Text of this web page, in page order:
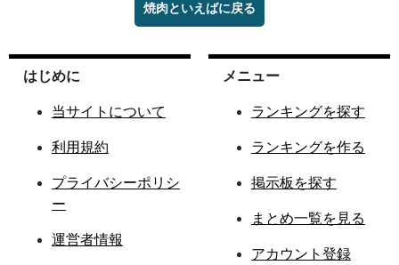
焼肉といえばに戻る
はじめに
当サイトについて
利用規約
プライバシーポリシ
ー
運営者情報
メニュー
ランキングを探す
ランキングを作る
掲示板を探す
まとめ一覧を見る
アカウント登録